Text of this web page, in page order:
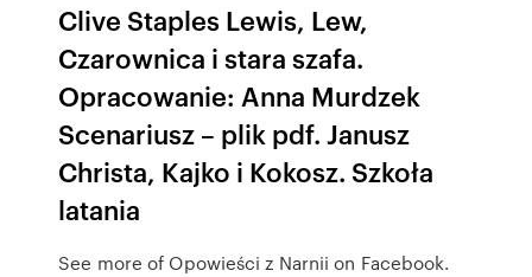
Clive Staples Lewis, Lew,
Czarownica i stara szafa.
Opracowanie: Anna Murdzek
Scenariusz – plik pdf. Janusz
Christa, Kajko i Kokosz. Szkoła
latania
See more of Opowieści z Narnii on Facebook.